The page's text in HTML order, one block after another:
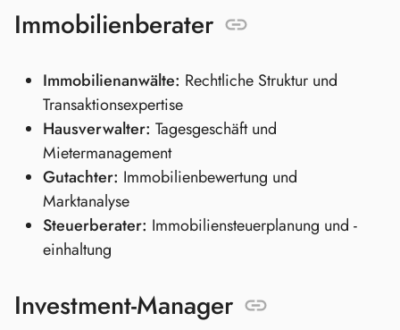
Immobilienberater
Immobilienanwälte: Rechtliche Struktur und
Transaktionsexpertise
Hausverwalter: Tagesgeschäft und
Mietermanagement
Gutachter: Immobilienbewertung und
Marktanalyse
Steuerberater: Immobiliensteuerplanung und -
einhaltung
Investment-Manager